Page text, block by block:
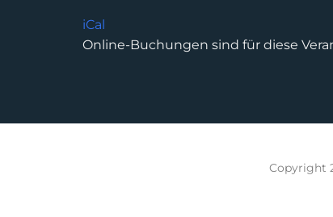
iCal
Online-Buchungen sind für diese
Copyright